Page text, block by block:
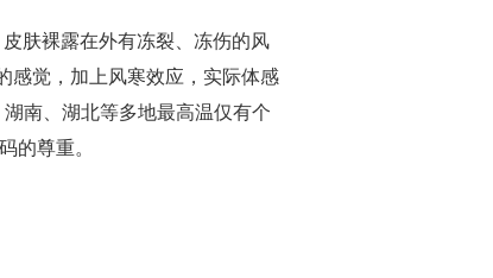
肤裸露在外有冻裂、冻伤的风
感觉，加上风寒效应，实际体感
南、湖北等多地最高温仅有个
的尊重。